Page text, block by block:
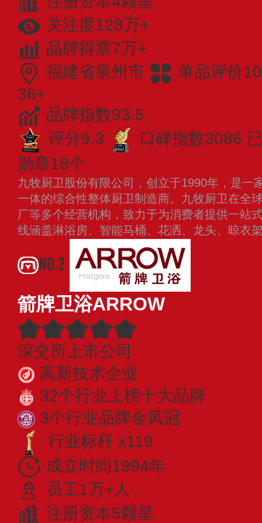
关注度128万+
品牌得票7万+
福建省泉州市
单品评价
36+
品牌指数93.5
评分9.3
口碑指数3086
勋章18个
九牧厨卫股份有限公司，创立于1990年，是一
一体的综合性整体厨卫制造商。九牧厨卫在全
厂等多个经营机构，致力于为消费者提供一站
线涵盖淋浴房、智能马桶、花洒、龙头、晾衣
NO.2
箭牌卫浴ARROW
深交所上市公司
高新技术企业
32个行业上榜十大品牌
3个行业品牌金凤冠
行业标杆 x119
成立时间1994年
员工1万+人
注册资本5颗星